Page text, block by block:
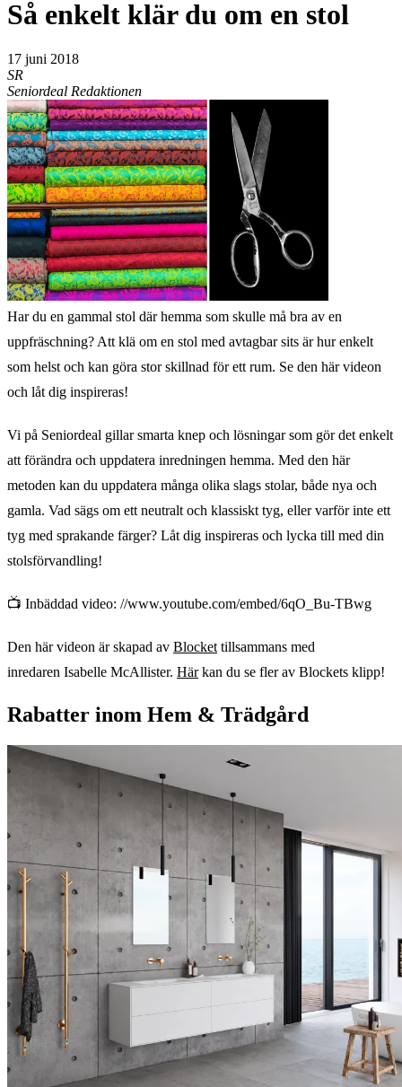
Så enkelt klär du om en stol
17 juni 2018
SR
Seniordeal Redaktionen
Har du en gammal stol där hemma som skulle må bra av en
uppfräschning? Att klä om en stol med avtagbar sits är hur enkelt
som helst och kan göra stor skillnad för ett rum. Se den här videon
och låt dig inspireras!
Vi på Seniordeal gillar smarta knep och lösningar som gör det enkelt
att förändra och uppdatera inredningen hemma. Med den här
metoden kan du uppdatera många olika slags stolar, både nya och
gamla. Vad sägs om ett neutralt och klassiskt tyg, eller varför inte ett
tyg med sprakande färger? Låt dig inspireras och lycka till med din
stolsförvandling!
📺 Inbäddad video: //www.youtube.com/embed/6qO_Bu-TBwg
Den här videon är skapad av Blocket tillsammans med
inredaren Isabelle McAllister. Härkan du se fler av Blockets klipp!
Rabatter inom Hem & Trädgård